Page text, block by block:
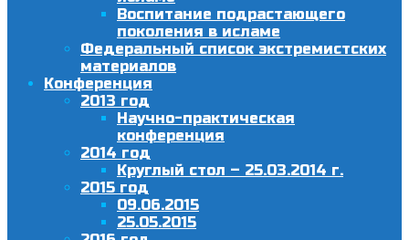
Воспитание подрастающего
поколения в исламе
Федеральный список экстремистских
материалов
Конференция
2013 год
Научно-практическая
конференция
2014 год
Круглый стол – 25.03.2014 г.
2015 год
09.06.2015
25.05.2015